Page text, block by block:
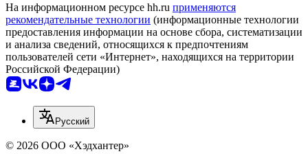
На информационном ресурсе hh.ru применяются
рекомендательные технологии (информационные технологии
предоставления информации на основе сбора, систематизации
и анализа сведений, относящихся к предпочтениям
пользователей сети «Интернет», находящихся на территории
Российской Федерации)
Русский
© 2026 ООО «Хэдхантер»